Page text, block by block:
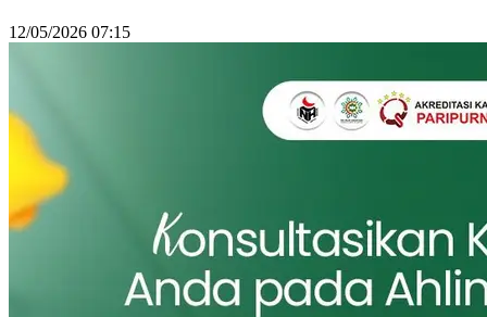
12/05/2026 07:15